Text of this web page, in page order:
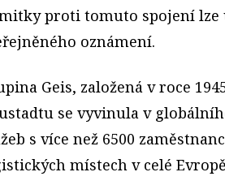
proti tomuto spojení lze
oznámení.
Geis, založená v roce
se vyvinula v
s více než 6500
místech v celé